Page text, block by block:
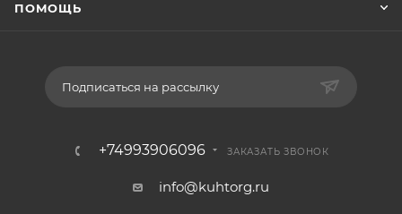
ПОМОЩЬ
Подписаться на рассылку
+74993906096 ЗАКАЗАТЬ ЗВОНОК
info@kuhtorg.ru